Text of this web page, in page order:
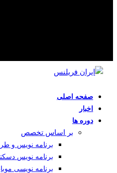
صفحه اصلی
اخبار
دوره ها
بر اساس تخصص
برنامه نویس و
برنامه نویس
برنامه نویسی